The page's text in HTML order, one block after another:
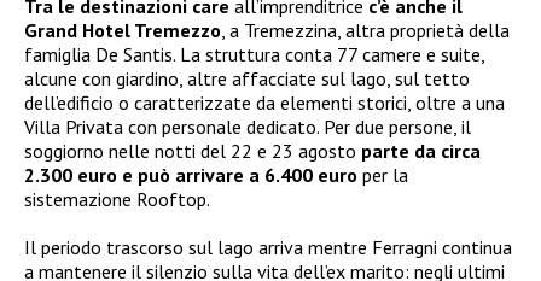
Tra le destinazioni care all’imprenditrice c’è anche il
Grand Hotel Tremezzo , a Tremezzina, altra proprietà della
famiglia De Santis. La struttura conta 77 camere e suite,
alcune con giardino, altre affacciate sul lago, sul tetto
dell’edificio o caratterizzate da elementi storici, oltre a una
Villa Privata con personale dedicato. Per due persone, il
soggiorno nelle notti del 22 e 23 agosto parte da circa
2.300 euro e può arrivare a 6.400 euro per la
sistemazione Rooftop.
Il periodo trascorso sul lago arriva mentre Ferragni continua
a mantenere il silenzio sulla vita dell’ex marito: negli ultimi